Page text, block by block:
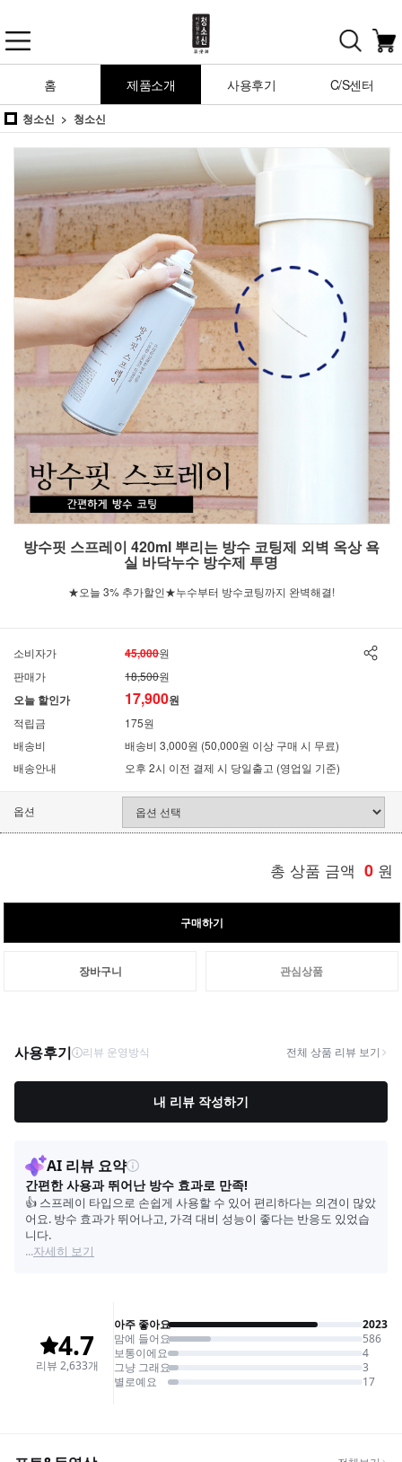
홈 제품소개 사용후기 C/S센터
청소신 청소신
방수핏 스프레이 420ml 뿌리는 방수 코팅제 외벽 옥상 욕
실 바닥누수 방수제 투명
★오늘 3% 추가할인★누수부터 방수코팅까지 완벽해결!
소비자가 45,000원
판매가
18,500원
오늘 할인가 17,900원
적립금
175원
배송비
배송비 3,000원 (50,000원 이상 구매 시 무료)
배송안내
오후 2시 이전 결제 시 당일출고 (영업일 기준)
옵션
총 상품 금액 0 원
구매하기
장바구니 관심상품